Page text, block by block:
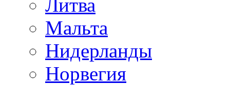
Литва
Мальта
Нидерланды
Норвегия